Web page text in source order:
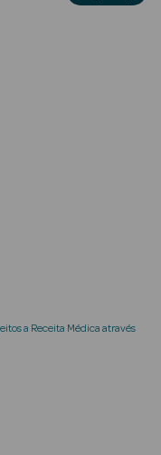
a Receita Médica através